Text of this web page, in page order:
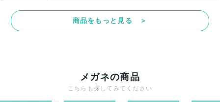
商品をもっと見る ＞
メガネの商品
こちらも探してみてください